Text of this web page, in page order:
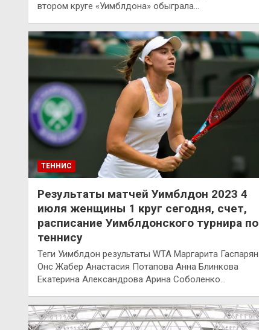
втором круге «Уимблдона» обыграла…
ТЕННИС
Результаты матчей Уимблдон 2023 4
июля женщины 1 круг сегодня, счет,
расписание Уимблдонского турнира по
теннису
Теги Уимблдон результаты WTA Маргарита Гаспарян
Онс Жабер Анастасия Потапова Анна Блинкова
Екатерина Александрова Арина Соболенко…